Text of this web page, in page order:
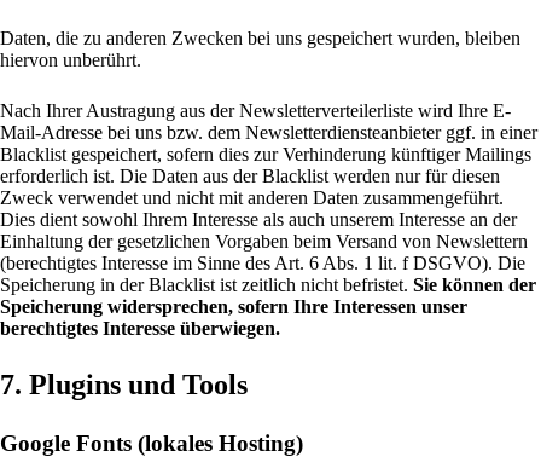
Daten, die zu anderen Zwecken bei uns gespeichert wurden, bleiben
hiervon unberührt.
Nach Ihrer Austragung aus der Newsletterverteilerliste wird Ihre E-
Mail-Adresse bei uns bzw. dem Newsletterdiensteanbieter ggf. in einer
Blacklist gespeichert, sofern dies zur Verhinderung künftiger Mailings
erforderlich ist. Die Daten aus der Blacklist werden nur für diesen
Zweck verwendet und nicht mit anderen Daten zusammengeführt.
Dies dient sowohl Ihrem Interesse als auch unserem Interesse an der
Einhaltung der gesetzlichen Vorgaben beim Versand von Newslettern
(berechtigtes Interesse im Sinne des Art. 6 Abs. 1 lit. f DSGVO). Die
Speicherung in der Blacklist ist zeitlich nicht befristet. Sie können der
Speicherung widersprechen, sofern Ihre Interessen unser
berechtigtes Interesse überwiegen.
7. Plugins und Tools
Google Fonts (lokales Hosting)